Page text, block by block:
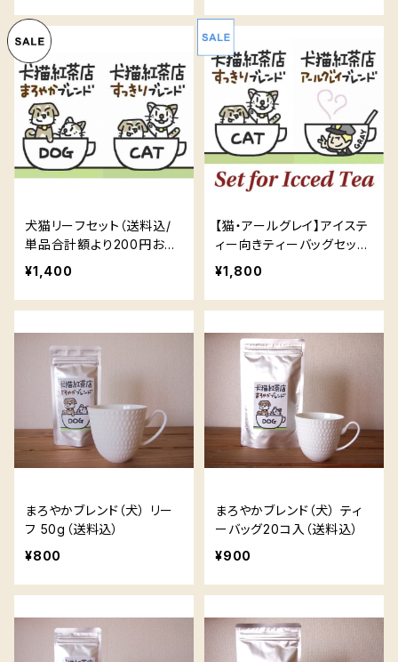
犬猫リーフセット（送料込/
単品合計額より200円お
得）
¥1,400
【猫・アールグレイ】アイステ
ィー向きティーバッグセット
（送料込/単品合計額より20
0円お得）
¥1,800
まろやかブレンド（犬） リー
フ 50g（送料込）
¥800
まろやかブレンド（犬） ティ
ーバッグ20コ入（送料込）
¥900